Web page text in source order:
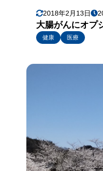
2018年2月13日
大腸がんにオプ
健康
医療